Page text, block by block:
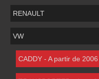
RENAULT
VW
CADDY - A partir de 2006